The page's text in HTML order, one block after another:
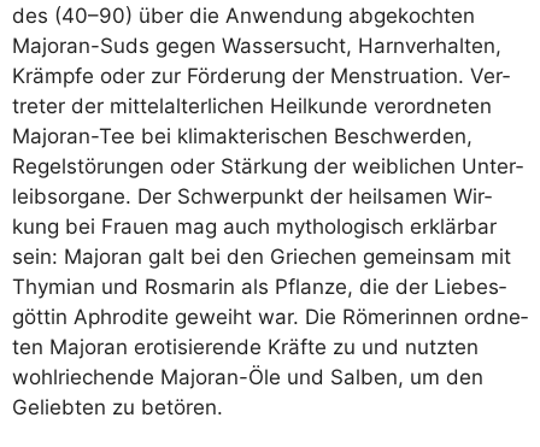
des (40–90) über die Anwen­dung abge­koch­ten
Majo­ran-Suds gegen Was­ser­sucht, Harn­ver­hal­ten,
Krämp­fe oder zur För­de­rung der Mens­trua­ti­on. Ver­
tre­ter der mit­tel­al­ter­li­chen Heil­kun­de ver­ord­ne­ten
Majo­ran-Tee bei kli­mak­te­ri­schen Beschwer­den,
Regel­stö­run­gen oder Stär­kung der weib­li­chen Unter­
leibs­or­ga­ne. Der Schwer­punkt der heil­sa­men Wir­
kung bei Frau­en mag auch mytho­lo­gisch erklär­bar
sein: Majo­ran galt bei den Grie­chen gemein­sam mit
Thy­mi­an und Ros­ma­rin als Pflan­ze, die der Lie­bes­
göt­tin Aphro­di­te geweiht war. Die Röme­rin­nen ord­ne­
ten Majo­ran ero­ti­sie­ren­de Kräf­te zu und nutz­ten
wohl­rie­chen­de Majo­ran-Öle und Sal­ben, um den
Gelieb­ten zu betören.